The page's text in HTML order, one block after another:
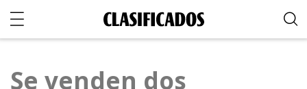
Se venden dos